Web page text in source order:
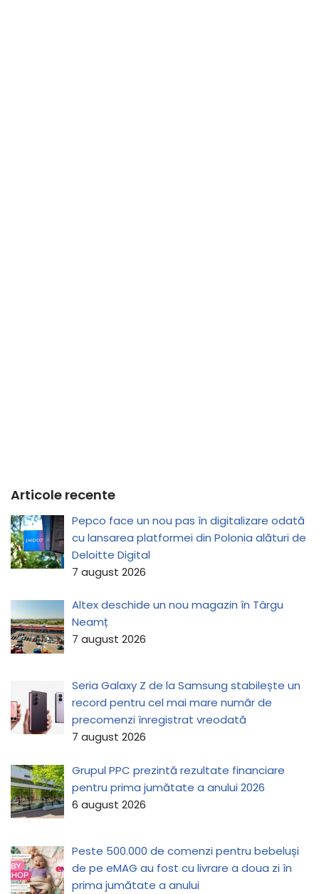
Articole recente
Pepco face un nou pas în digitalizare odată
cu lansarea platformei din Polonia alături de
Deloitte Digital
7 august 2026
Altex deschide un nou magazin în Târgu
Neamț
7 august 2026
Seria Galaxy Z de la Samsung stabilește un
record pentru cel mai mare număr de
precomenzi înregistrat vreodată
7 august 2026
Grupul PPC prezintă rezultate financiare
pentru prima jumătate a anului 2026
6 august 2026
Peste 500.000 de comenzi pentru bebeluși
de pe eMAG au fost cu livrare a doua zi în
prima jumătate a anului